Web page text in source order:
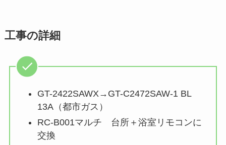
工事の詳細
GT-2422SAWX→GT-C2472SAW-1 BL
13A（都市ガス）
RC-B001マルチ 台所＋浴室リモコンに
交換